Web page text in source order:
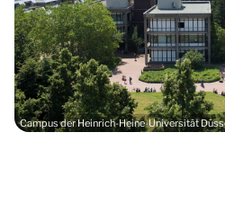
Campus der Heinrich-Heine-Universität